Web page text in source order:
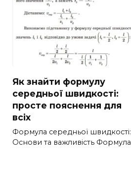
Як знайти формулу
середньої швидкості:
просте пояснення для
всіх
Формула середньої швидкості:
Основи та важливість Формула